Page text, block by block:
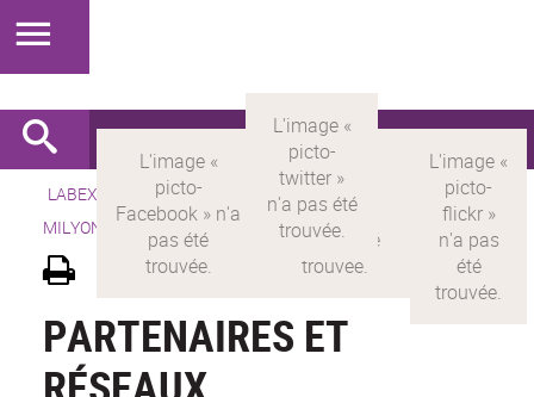
LABEX > LABEX MILYON Version française
MILYON > Partenaires
PARTENAIRES ET